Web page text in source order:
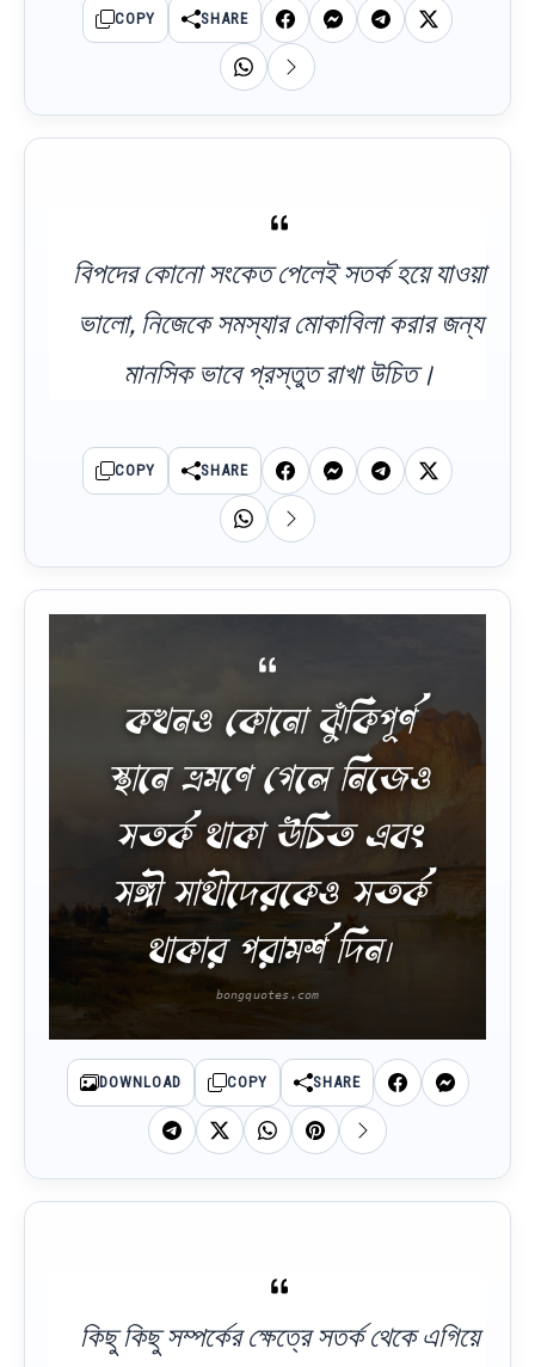
COPY SHARE
বিপদের কোনো সংকেত পেলেই সতর্ক হয়ে যাওয়া
ভালো, নিজেকে সমস্যার মোকাবিলা করার জন্য
মানসিক ভাবে প্রস্তুত রাখা উচিত।
COPY SHARE
কখনও কোনো ঝুঁকিপূর্ণ
স্থানে ভ্রমণে গেলে নিজেও
সতর্ক থাকা উচিত এবং
সঙ্গী সাথীদেরকেও সতর্ক
থাকার পরামর্শ দিন।
DOWNLOAD COPY SHARE
কিছু কিছু সম্পর্কের ক্ষেত্রে সতর্ক থেকে এগিয়ে